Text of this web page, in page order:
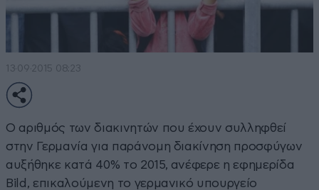
13·09·2015 08:23
Ο αριθμός των διακινητών που έχουν συλληφθεί
στην Γερμανία για παράνομη διακίνηση προσφύγων
αυξήθηκε κατά 40% το 2015, ανέφερε η εφημερίδα
Bild, επικαλούμενη το γερμανικό υπουργείο